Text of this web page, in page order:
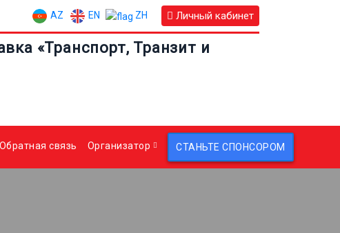
AZ EN ZH Личный кабинет
«Транспорт, Транзит и
Обратная связь Организатор СТАНЬТЕ СПОНСОРОМ